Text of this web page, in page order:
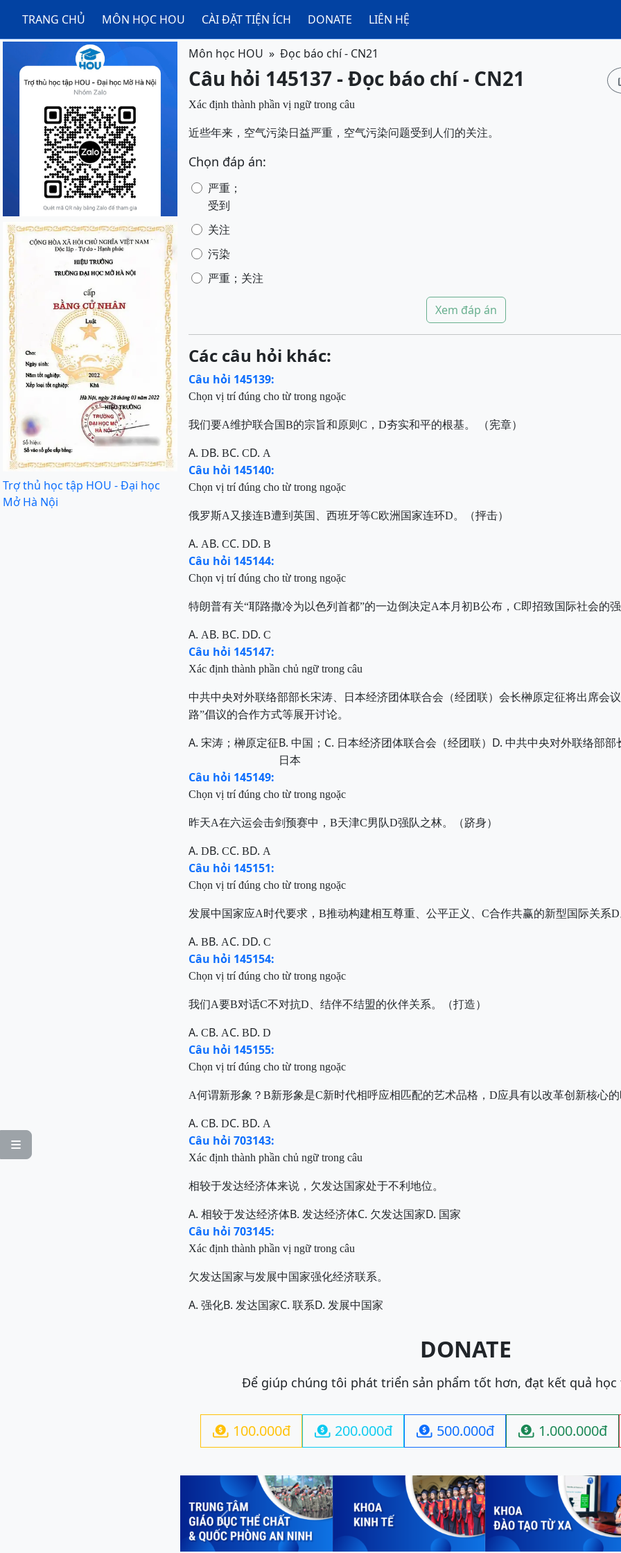
TRANG CHỦ MÔN HỌC HOU CÀI ĐẶT TIỆN ÍCH DONATE LIÊN HỆ

Trợ thủ học tập HOU - Đại học
Mở Hà Nội
Môn học HOU Đọc báo chí - CN21
Câu hỏi 145137 - Đọc báo chí - CN21
Xác định thành phần vị ngữ trong câu
近些年来，空气污染日益严重，空气污染问题受到人们的关注。
Chọn đáp án:
严重；
受到
关注
污染
严重；关注
Xem đáp án
Các câu hỏi khác:
Câu hỏi 145139:
Chọn vị trí đúng cho từ trong ngoặc
我们要A维护联合国B的宗旨和原则C，D夯实和平的根基。 （宪章）
A. DB. BC. CD. A
Câu hỏi 145140:
Chọn vị trí đúng cho từ trong ngoặc
俄罗斯A 又接连B遭到英国、西班牙等C欧洲国家连环D。（抨击）
A. AB. CC. DD. B
Câu hỏi 145144:
Chọn vị trí đúng cho từ trong ngoặc
特朗普有关“耶路撒冷为以色列首都”的一边倒决定A本月初B公布，C即招致国际社会的强
A. AB. BC. DD. C
Câu hỏi 145147:
Xác định thành phần chủ ngữ trong câu
中共中央对外联络部部长宋涛、日本经济团体联合会（经团联）会长榊原定征将出席会
路”倡议的合作方式等展开讨论。
A. 宋涛；榊原定征B. 中国；
日本
C. 日本经济团体联合会（经团联） D. 中共中央对外联络部部
Câu hỏi 145149:
Chọn vị trí đúng cho từ trong ngoặc
昨天A在六运会击剑预赛中，B天津C男队D强队之林。（跻身）
A. DB. CC. BD. A
Câu hỏi 145151:
Chọn vị trí đúng cho từ trong ngoặc
发展中国家应A时代要求，B推动构建相互尊重、公平正义、C合作共赢的新型国际关系D
A. BB. AC. DD. C
Câu hỏi 145154:
Chọn vị trí đúng cho từ trong ngoặc
我们A要B对话C不对抗D、结伴不结盟的伙伴关系。（打造）
A. CB. AC. BD. D
Câu hỏi 145155:
Chọn vị trí đúng cho từ trong ngoặc
A何谓新形象？B新形象是C新时代相呼应相匹配的艺术品格，D应具有以改革创新核心的
A. CB. DC. BD. A
Câu hỏi 703143:
Xác định thành phần chủ ngữ trong câu
相较于发达经济体来说，欠发达国家处于不利地位。
A. 相较于发达经济体B. 发达经济体C. 欠发达国家D. 国家
Câu hỏi 703145:
Xác định thành phần vị ngữ trong câu
欠发达国家与发展中国家强化经济联系。
A. 强化B. 发达国家C. 联系D. 发展中国家
DONATE
Để giúp chúng tôi phát triển sản phẩm tốt hơn, đạt kết quả học
 100.000đ  200.000đ  500.000đ  1.000.000đ
Previous